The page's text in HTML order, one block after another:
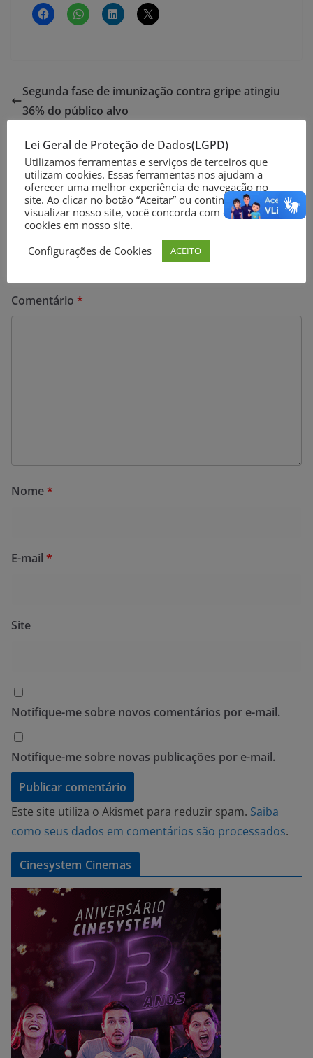
Segunda fase de imunização contra gripe atingiu
36% do público alvo
flexibiliza atividades econômicas
Deixe um comentário
O seu endereço de e-mail não será publicado.
obrigatórios são marcados com*
Comentário *
Nome*
E-mail *
Site
Notifique-me sobre novos comentários por e-mail.
Notifique-me sobre novas publicações por e-mail.
Este site utiliza o Akismet para reduzir spam. Saiba
como seus dados em comentários são processados.
Cinesystem Cinemas
Lei Geral de Proteção de Dados(LGPD)
Utilizamos ferramentas e serviços de terceiros que
utilizam cookies. Essas ferramentas nos ajudam a
oferecer uma melhor experiência de navegação no
site. Ao clicar no botão “Aceitar” ou continuar a
visualizar nosso site, você concorda com o uso de
cookies em nosso site.
Configurações de Cookies
ACEITO